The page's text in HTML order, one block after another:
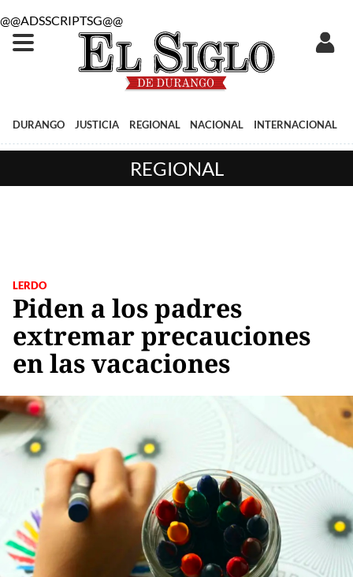
@@ADSSCRIPTSG@@
DURANGO JUSTICIA REGIONAL NACIONAL INTERNACIONAL
REGIONAL
LERDO
Piden a los padres
extremar precauciones
en las vacaciones